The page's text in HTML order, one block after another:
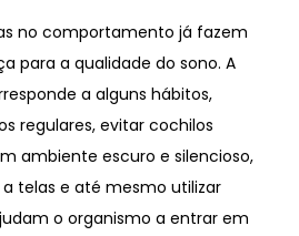
no comportamento já fazem
para a qualidade do sono. A
a alguns hábitos,
regulares, evitar cochilos
ambiente escuro e silencioso,
telas e até mesmo utilizar
o organismo a entrar em